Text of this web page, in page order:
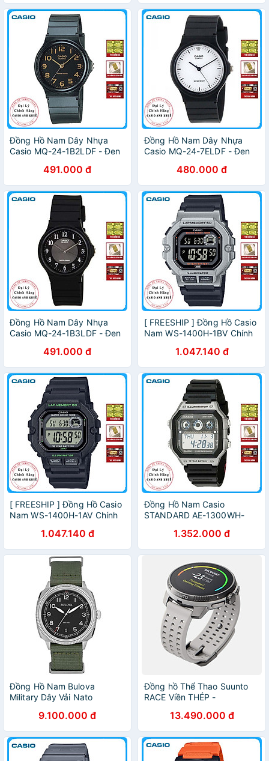
Đồng Hồ Nam Dây Nhựa
Casio MQ-24-1B2LDF - Đen
491.000 đ
Đồng Hồ Nam Dây Nhựa
Casio MQ-24-7ELDF - Đen
480.000 đ
Đồng Hồ Nam Dây Nhựa
Casio MQ-24-1B3LDF - Đen
491.000 đ
[ FREESHIP ] Đồng Hồ Casio
Nam WS-1400H-1BV Chính
1.047.140 đ
[ FREESHIP ] Đồng Hồ Casio
Nam WS-1400H-1AV Chính
1.047.140 đ
Đồng Hồ Nam Casio
STANDARD AE-1300WH-
1.352.000 đ
Đồng Hồ Nam Bulova
Military Dây Vải Nato
9.100.000 đ
Đồng hồ Thể Thao Suunto
RACE Viền THÉP -
SS050930000 -
SS050931000
13.490.000 đ